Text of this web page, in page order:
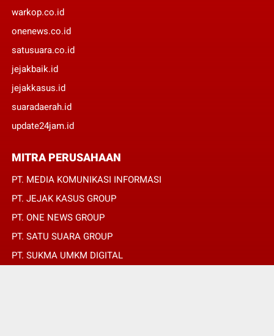
warkop.co.id
onenews.co.id
satusuara.co.id
jejakbaik.id
jejakkasus.id
suaradaerah.id
update24jam.id
MITRA PERUSAHAAN
PT. MEDIA KOMUNIKASI INFORMASI
PT. JEJAK KASUS GROUP
PT. ONE NEWS GROUP
PT. SATU SUARA GROUP
PT. SUKMA UMKM DIGITAL